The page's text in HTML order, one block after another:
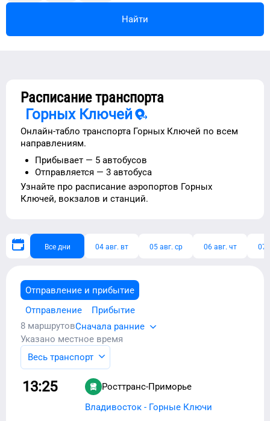
Найти
Расписание транспорта
Горных Ключей
Онлайн-табло транспорта Горных Ключей по всем
направлениям.
Прибывает — 5 автобусов
Отправляется — 3 автобуса
Узнайте про расписание аэропортов Горных
Ключей, вокзалов и станций.
Все дни 04 авг. вт 05 авг. ср 06 авг. чт 07
Отправление и прибытие
Отправление
Прибытие
8 маршрутовСначала ранние
Указано местное время
Весь транспорт
13:25
Росттранс-Приморье
Владивосток - Горные Ключи